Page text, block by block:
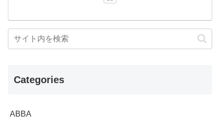
Categories
ABBA